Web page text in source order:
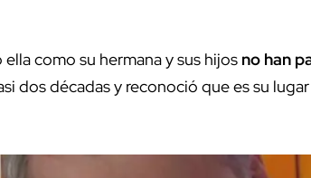
como su hermana y sus hijos no han
dos décadas y reconoció que es su